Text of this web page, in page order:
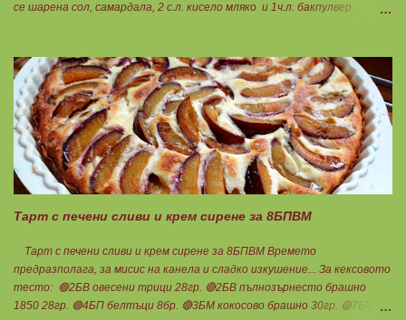
се шарена сол, самардала, 2 с.л. кисело мляко и 1ч.л. бакпулвер.
влажни ръце се оформят 10 еднакви топчета. Пече се в добре
загрята фурна на 200 градуса за 35-40 мин. Всяка питка е 1 блок
въглехидрат. Нека да ни е вкусно заедно! Споделено от Петя Чанева
Тарт с печени сливи и крем сирене за 8БПВМ
Тарт с печени сливи и крем сирене за 8БПВМ Времето
предразполага, за мисис на канела и сладко изкушение... За кексовото
тесто: 🟢2БВ овесени трици 28гр. 🔴2БВ пълнозърнесто брашно
1850 28гр. 🟢4БП белтъци 8бр. 🔴3БМ кокосово брашно 30гр. 🟢7БМ